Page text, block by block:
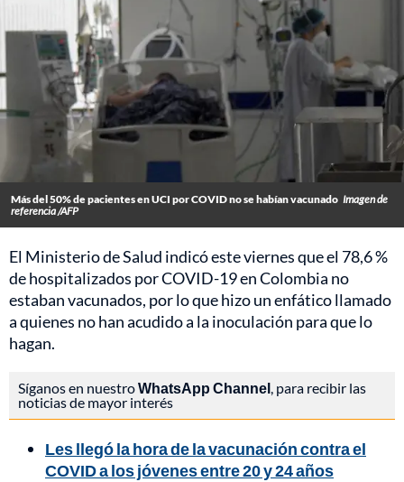
Más del 50% de pacientes en UCI por COVID no se habían vacunado Imagen de
referencia /AFP
El Ministerio de Salud indicó este viernes que el 78,6 %
de hospitalizados por COVID-19 en Colombia no
estaban vacunados, por lo que hizo un enfático llamado
a quienes no han acudido a la inoculación para que lo
hagan.
Síganos en nuestroWhatsApp Channel, para recibir las
noticias de mayor interés
Les llegó la hora de la vacunación contra el
COVID a los jóvenes entre 20 y 24 años